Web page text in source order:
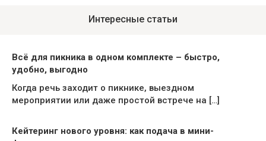
Интересные статьи
Всё для пикника в одном комплекте – быстро,
удобно, выгодно
Когда речь заходит о пикнике, выездном
мероприятии или даже простой встрече на […]
Кейтеринг нового уровня: как подача в мини-